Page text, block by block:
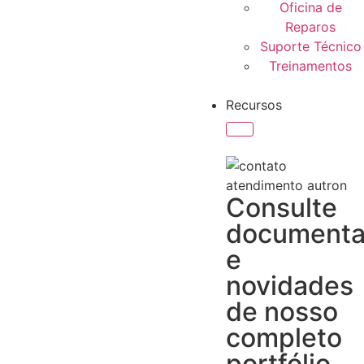
Oficina de
Reparos
Suporte Técnico
Treinamentos
Recursos
Consulte
e
novidades
de nosso
completo